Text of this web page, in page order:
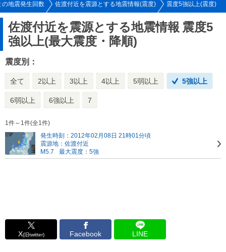
の地震発生回数 佐渡付近を震源とする地震情報(震度) 震度5強以上(震度)
佐渡付近を震源とする地震情報 震度5
強以上(最大震度・降順)
震度別：
全て 2以上 3以上 4以上 5弱以上 5強以上
6弱以上 6強以上 7
1件～1件(全1件)
発生時刻：2012年02月08日 21時01分頃
震源地：佐渡付近
M5.7
最大震度：5強
X(旧twitter) Facebook LINE